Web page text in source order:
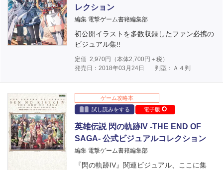
レクション
編集 電撃ゲーム書籍編集部
初公開イラストを多数収録したファン必携の
ビジュアル集!!
定価 2,970円（本体2,700円＋税）
発売日：2018年03月24日
判型：Ａ４判
ゲーム攻略本
試し読みをする
電子版
英雄伝説 閃の軌跡IV -THE END OF
SAGA- 公式ビジュアルコレクション
編集 電撃ゲーム書籍編集部
『閃の軌跡IV』関連ビジュアル、ここに集